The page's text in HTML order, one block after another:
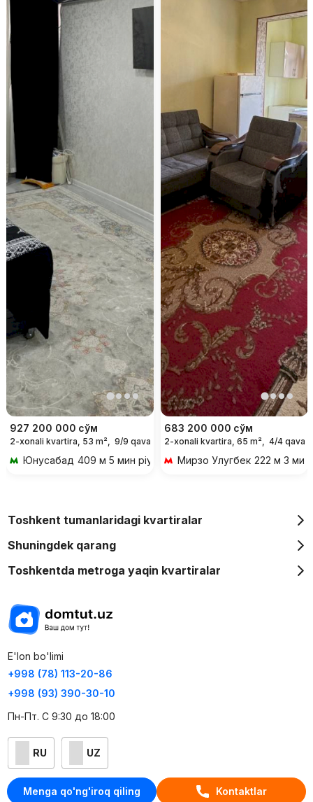
Menga qo'ng'iroq qiling Kontaktlar
927 200 000 сўм
2-xonali kvartira, 53 m², 9/9 qavat
Юнусабад 409 м 5 мин piyoda
683 200 000 сўм
2-xonali kvartira, 65 m², 4/4 qavat
Мирзо Улугбек 222 м 3
Toshkent tumanlaridagi kvartiralar
Shuningdek qarang
Toshkentda metroga yaqin kvartiralar
E'lon bo'limi
+998 (78) 113-20-86
+998 (93) 390-30-10
Пн-Пт. С 9:30 до 18:00
RU UZ
Kontaktlar